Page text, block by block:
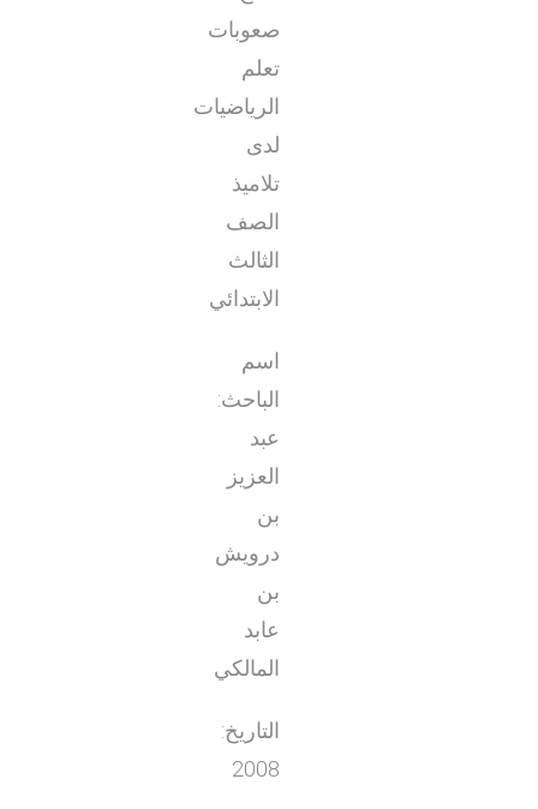
صعوبات
تعلم
الرياضيات
لدى
تلاميذ
الصف
الثالث
الابتدائي
اسم
الباحث:
عبد
العزيز
بن
درويش
بن
عابد
المالكي
التاريخ:
2008